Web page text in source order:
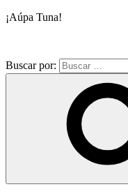
¡Aúpa Tuna!
Buscar por: